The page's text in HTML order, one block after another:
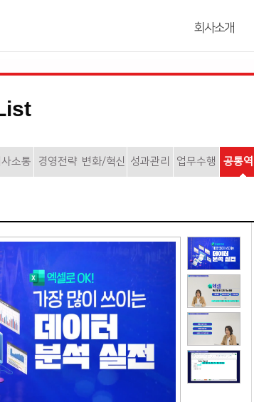
회사소개
소통 경영전략 변화/혁신 성과관리 업무수행 공통